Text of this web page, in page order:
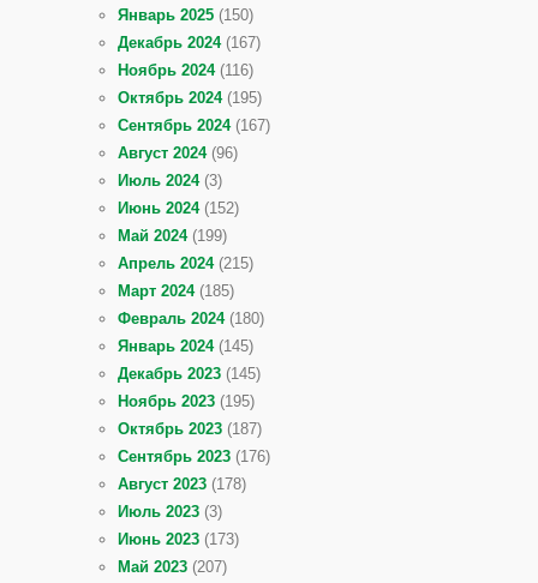
Январь 2025 (150)
Декабрь 2024(167)
Ноябрь 2024(116)
Октябрь 2024(195)
Сентябрь 2024(167)
Август 2024(96)
Июль 2024(3)
Июнь 2024(152)
Май 2024(199)
Апрель 2024(215)
Март 2024(185)
Февраль 2024(180)
Январь 2024(145)
Декабрь 2023 (145)
Ноябрь 2023 (195)
Октябрь 2023 (187)
Сентябрь 2023 (176)
Август 2023 (178)
Июль 2023 (3)
Июнь 2023 (173)
Май 2023 (207)